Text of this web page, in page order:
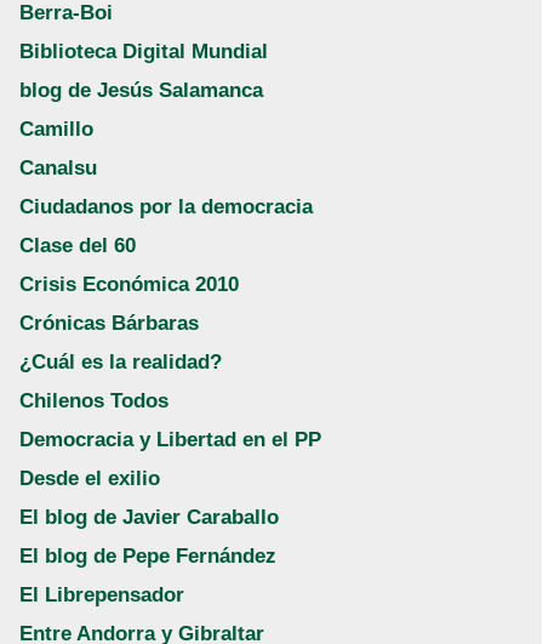
Berra-Boi
Biblioteca Digital Mundial
blog de Jesús Salamanca
Camillo
Canalsu
Ciudadanos por la democracia
Clase del 60
Crisis Económica 2010
Crónicas Bárbaras
¿Cuál es la realidad?
Chilenos Todos
Democracia y Libertad en el PP
Desde el exilio
El blog de Javier Caraballo
El blog de Pepe Fernández
El Librepensador
Entre Andorra y Gibraltar